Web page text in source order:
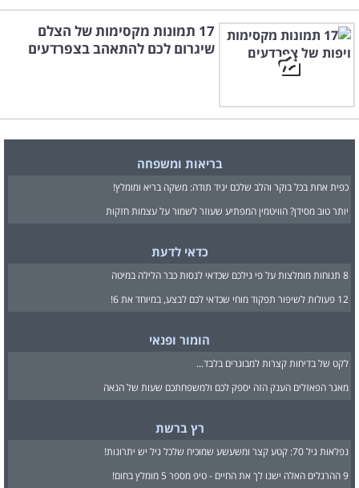
17 תמונות מקסימות של הצלם
שיגרום לכם להתאהב בצפרדעים
בריאות ומשפחה
כפית אחת בכל בוקר והלב שלכם יגיד תודה: משקה בריא ומומלץ!
יותר טוב מסידן? הוויטמין המפתיע שעוזר לשמור על עצמות חזקות
כדאי לדעת
8 תנוחות מומלצות על פי גילכם שכדאי לנסות כבר הלילה במיטה
12 פעולות לשיפור תפקוד מוחי שכדאי לכם לבצע, במיוחד את 6!
הומור ופנאי
לקט של בדיחות קצרות למבוגרים בלבד...
מאגר הפאזלים הענק הזה יספק לכם ולמשפחתכם שעות של הנאה
רץ ברשת
נפלאות גיל 70: קטע קצר ומשעשע שמוכיח שלכל גיל יש יתרונות!
9 ההרגלים האלה ישנו לך את החיים - טיפ מספר 5 מומלץ בחום!